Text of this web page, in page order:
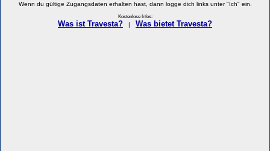
Wenn du gültige Zugangsdaten erhalten hast, dann logge dich links unter "Ich" ein.
Kostenlose Infos:
Was ist Travesta? Was bietet Travesta?